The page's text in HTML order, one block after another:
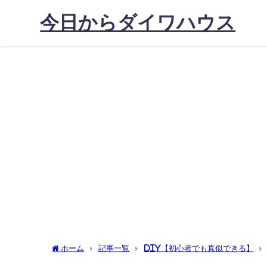
今日からダイワハウス
ホーム 記事一覧 DIY【初心者でも真似できる】